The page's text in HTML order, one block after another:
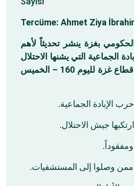
Tercüme: Ahmet Ziya
الحكومي بغزة ينشر تحديثاً لأهم
الجماعية التي يشنها الاحتلال
قطاع غزة لليوم
الخميس